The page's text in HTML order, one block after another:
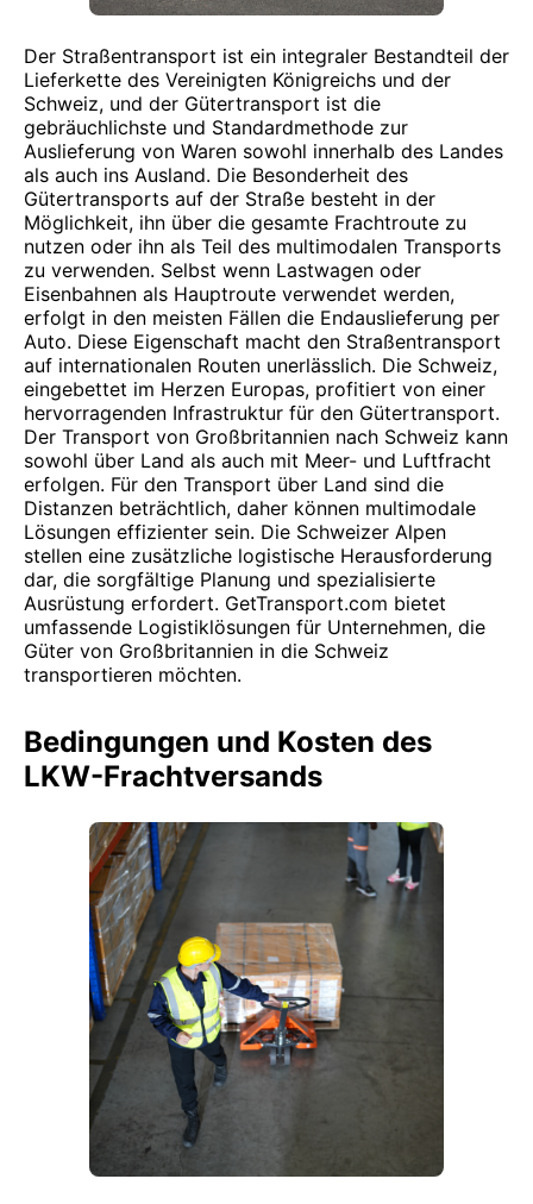
Der Straßentransport ist ein integraler Bestandteil der
Lieferkette des Vereinigten Königreichs und der
Schweiz, und der Gütertransport ist die
gebräuchlichste und Standardmethode zur
Auslieferung von Waren sowohl innerhalb des Landes
als auch ins Ausland. Die Besonderheit des
Gütertransports auf der Straße besteht in der
Möglichkeit, ihn über die gesamte Frachtroute zu
nutzen oder ihn als Teil des multimodalen Transports
zu verwenden. Selbst wenn Lastwagen oder
Eisenbahnen als Hauptroute verwendet werden,
erfolgt in den meisten Fällen die Endauslieferung per
Auto. Diese Eigenschaft macht den Straßentransport
auf internationalen Routen unerlässlich. Die Schweiz,
eingebettet im Herzen Europas, profitiert von einer
hervorragenden Infrastruktur für den Gütertransport.
Der Transport von Großbritannien nach Schweiz kann
sowohl über Land als auch mit Meer- und Luftfracht
erfolgen. Für den Transport über Land sind die
Distanzen beträchtlich, daher können multimodale
Lösungen effizienter sein. Die Schweizer Alpen
stellen eine zusätzliche logistische Herausforderung
dar, die sorgfältige Planung und spezialisierte
Ausrüstung erfordert. GetTransport.com bietet
umfassende Logistiklösungen für Unternehmen, die
Güter von Großbritannien in die Schweiz
transportieren möchten.
Bedingungen und Kosten des
LKW-Frachtversands